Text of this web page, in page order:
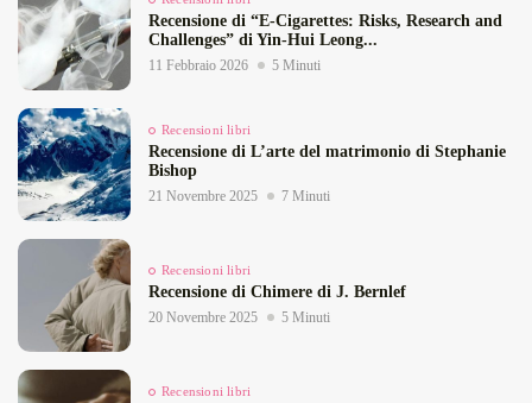
Recensione di “E‑Cigarettes: Risks, Research and
Challenges” di Yin‑Hui Leong...
11 Febbraio 2026 5 Minuti
Recensioni libri
Recensione di L’arte del matrimonio di Stephanie
Bishop
21 Novembre 2025 7 Minuti
Recensioni libri
Recensione di Chimere di J. Bernlef
20 Novembre 2025 5 Minuti
Recensioni libri